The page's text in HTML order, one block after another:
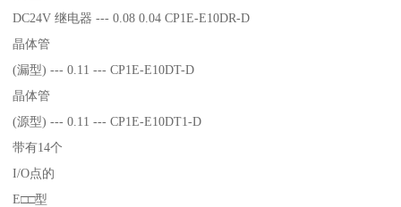
DC24V 继电器 --- 0.08 0.04 CP1E-E10DR-D
晶体管
(漏型) --- 0.11 --- CP1E-E10DT-D
晶体管
(源型) --- 0.11 --- CP1E-E10DT1-D
带有14个
I/O点的
E□□型